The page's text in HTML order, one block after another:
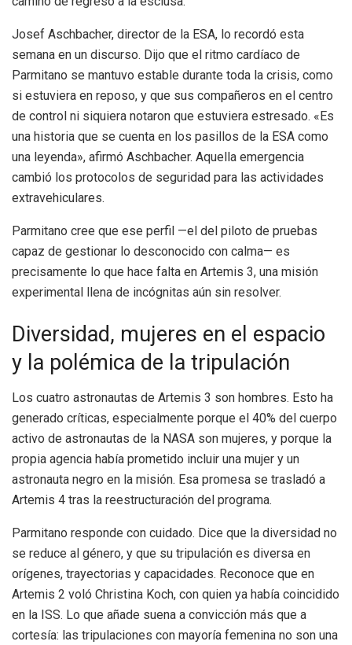
Josef Aschbacher, director de la ESA, lo recordó esta
semana en un discurso. Dijo que el ritmo cardíaco de
Parmitano se mantuvo estable durante toda la crisis, como
si estuviera en reposo, y que sus compañeros en el centro
de control ni siquiera notaron que estuviera estresado. «Es
una historia que se cuenta en los pasillos de la ESA como
una leyenda», afirmó Aschbacher. Aquella emergencia
cambió los protocolos de seguridad para las actividades
extravehiculares.
Parmitano cree que ese perfil —el del piloto de pruebas
capaz de gestionar lo desconocido con calma— es
precisamente lo que hace falta en Artemis 3, una misión
experimental llena de incógnitas aún sin resolver.
Diversidad, mujeres en el espacio
y la polémica de la tripulación
Los cuatro astronautas de Artemis 3 son hombres. Esto ha
generado críticas, especialmente porque el 40% del cuerpo
activo de astronautas de la NASA son mujeres, y porque la
propia agencia había prometido incluir una mujer y un
astronauta negro en la misión. Esa promesa se trasladó a
Artemis 4 tras la reestructuración del programa.
Parmitano responde con cuidado. Dice que la diversidad no
se reduce al género, y que su tripulación es diversa en
orígenes, trayectorias y capacidades. Reconoce que en
Artemis 2 voló Christina Koch, con quien ya había coincidido
en la ISS. Lo que añade suena a convicción más que a
cortesía: las tripulaciones con mayoría femenina no son una